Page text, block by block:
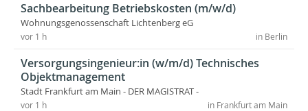
Sachbearbeitung Betriebskosten (m/w/d)
Wohnungsgenossenschaft Lichtenberg eG
in Berlin
vor 1 h
Versorgungsingenieur:in (w/m/d) Technisches
Objektmanagement
Stadt Frankfurt am Main - DER MAGISTRAT -
in Frankfurt am Main
vor 1 h